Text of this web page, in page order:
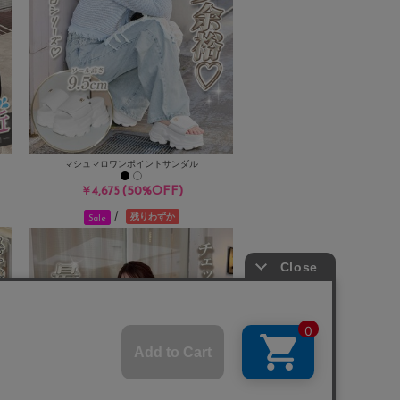
マシュマロワンポイントサンダル
￥4,675(50%OFF)
Sale / 残りわずか